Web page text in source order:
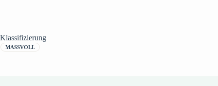
Klassifizierung
MASSVOLL